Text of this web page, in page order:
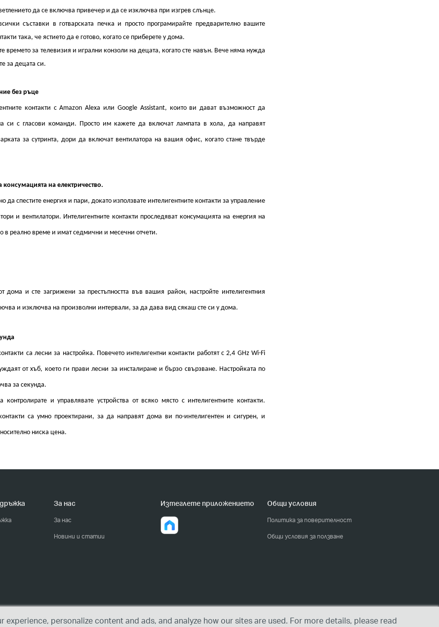
да се включва привечер и да се изключва при изгрев слънце.
съставки в готварската печка и просто програмирайте предварително вашите
така, че ястието да е готово, когато се приберете у дома.
времето за телевизия и игрални конзоли на децата, когато сте навън. Вече няма нужда
за децата си.
без ръце
контакти с Amazon Alexa или Google Assistant, които ви дават възможност да
си с гласови команди. Просто им кажете да включат лампата в хола, да направят
за сутринта, дори да включат вентилатора на вашия офис, когато стане твърде
на електричество.
да спестите енергия и пари, докато използвате интелигентните контакти за управление
и вентилатори. Интелигентните контакти проследяват консумацията на енергия на
в реално време и имат седмични и месечни отчети.
дома и сте загрижени за престъпността във вашия район, настройте интелигентния
и изключва на произволни интервали, за да дава вид сякаш сте си у дома.
са лесни за настройка. Повечето интелигентни контакти работят с 2,4 GHz Wi-Fi
от хъб, което ги прави лесни за инсталиране и бързо свързване. Настройката по
за секунда.
и управлявате устройства от всяко място с интелигентните контакти.
са умно проектирани, за да направят дома ви по-интелигентен и сигурен, и
ниска цена.
За нас
За нас
Новини и статии
Изтеглете приложението Общи условия
Политика за поверителност
Общи условия за ползване
personalize content and ads, and analyze how our sites are used. For more details, please read